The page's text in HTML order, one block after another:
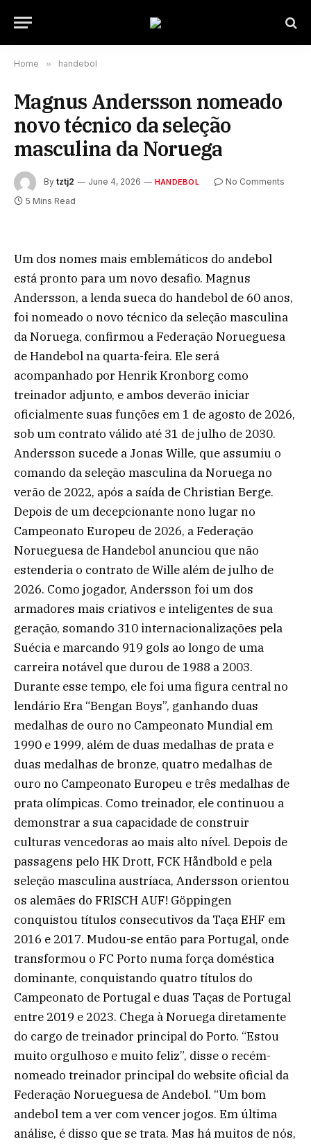
Home » handebol
Magnus Andersson nomeado
novo técnico da seleção
masculina da Noruega
By tztj2 June 4, 2026 HANDEBOL
No Comments
5 Mins Read
Um dos nomes mais emblemáticos do andebol
está pronto para um novo desafio. Magnus
Andersson, a lenda sueca do handebol de 60 anos,
foi nomeado o novo técnico da seleção masculina
da Noruega, confirmou a Federação Norueguesa
de Handebol na quarta-feira. Ele será
acompanhado por Henrik Kronborg como
treinador adjunto, e ambos deverão iniciar
oficialmente suas funções em 1 de agosto de 2026,
sob um contrato válido até 31 de julho de 2030.
Andersson sucede a Jonas Wille, que assumiu o
comando da seleção masculina da Noruega no
verão de 2022, após a saída de Christian Berge.
Depois de um decepcionante nono lugar no
Campeonato Europeu de 2026, a Federação
Norueguesa de Handebol anunciou que não
estenderia o contrato de Wille além de julho de
2026. Como jogador, Andersson foi um dos
armadores mais criativos e inteligentes de sua
geração, somando 310 internacionalizações pela
Suécia e marcando 919 gols ao longo de uma
carreira notável que durou de 1988 a 2003.
Durante esse tempo, ele foi uma figura central no
lendário Era “Bengan Boys”, ganhando duas
medalhas de ouro no Campeonato Mundial em
1990 e 1999, além de duas medalhas de prata e
duas medalhas de bronze, quatro medalhas de
ouro no Campeonato Europeu e três medalhas de
prata olímpicas. Como treinador, ele continuou a
demonstrar a sua capacidade de construir
culturas vencedoras ao mais alto nível. Depois de
passagens pelo HK Drott, FCK Håndbold e pela
seleção masculina austríaca, Andersson orientou
os alemães do FRISCH AUF! Göppingen
conquistou títulos consecutivos da Taça EHF em
2016 e 2017. Mudou-se então para Portugal, onde
transformou o FC Porto numa força doméstica
dominante, conquistando quatro títulos do
Campeonato de Portugal e duas Taças de Portugal
entre 2019 e 2023. Chega à Noruega diretamente
do cargo de treinador principal do Porto. “Estou
muito orgulhoso e muito feliz”, disse o recém-
nomeado treinador principal do website oficial da
Federação Norueguesa de Andebol. “Um bom
andebol tem a ver com vencer jogos. Em última
análise, é disso que se trata. Mas há muitos de nós,